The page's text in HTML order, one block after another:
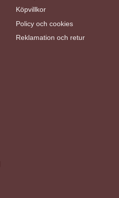
Köpvillkor
Policy och cookies
Reklamation och retur